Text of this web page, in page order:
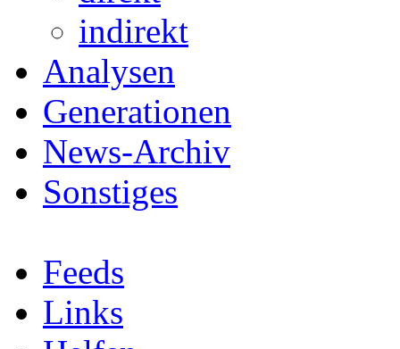
indirekt
Analysen
Generationen
News-Archiv
Sonstiges
Feeds
Links